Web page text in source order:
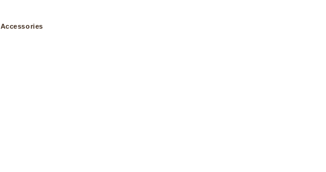
Accessories